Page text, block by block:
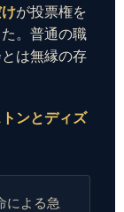
が投票権を
。普通の職
は無縁の存
ンとディズ
による急